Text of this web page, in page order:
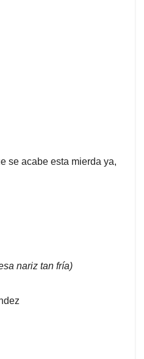
se acabe esta mierda ya,
nariz tan fría)